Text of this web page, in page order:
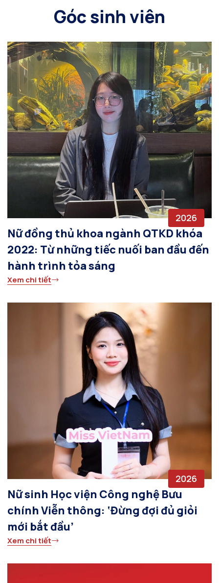
Góc sinh viên
2026
Nữ đồng thủ khoa ngành QTKD khóa
2022: Từ những tiếc nuối ban đầu đến
hành trình tỏa sáng
Xem chi tiết
2026
Nữ sinh Học viện Công nghệ Bưu
chính Viễn thông: ‘Đừng đợi đủ giỏi
mới bắt đầu’
Xem chi tiết